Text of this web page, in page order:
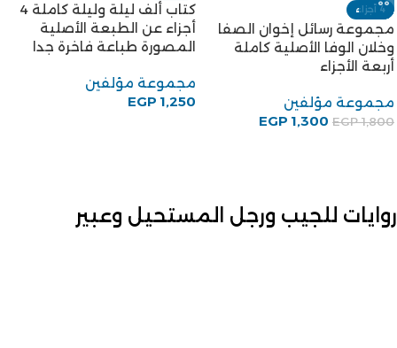
4 أجزاء
مجموعة رسائل إخوان الصفا
وخلان الوفا الأصلية كاملة
أربعة الأجزاء
مجموعة مؤلفين
EGP1,800
EGP 1,300
كتاب ألف ليلة وليلة كاملة 4
أجزاء عن الطبعة الأصلية
المصورة طباعة فاخرة جدا
مجموعة مؤلفين
EGP 1,250
روايات للجيب ورجل المستحيل وعبير